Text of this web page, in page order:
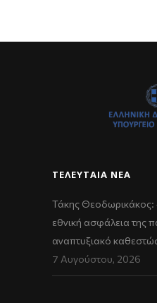
ΤΕΛΕΥΤΑΊΑ ΝΈΑ
Τάκης Θεοδωρικάκος:
εθνική ασφάλεια της
αναπτυξιακό
7 Αυγούστου, 2026